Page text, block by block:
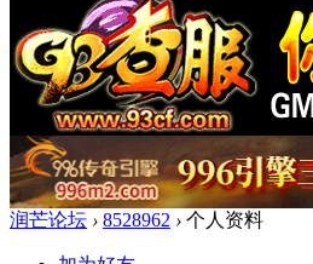
润芒论坛 › 8528962 › 个人资料